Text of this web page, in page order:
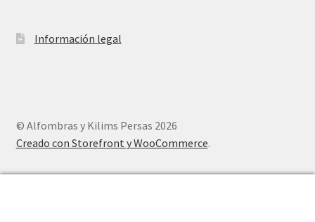
Información legal
© Alfombras y Kilims Persas 2026
Creado con Storefront y WooCommerce.